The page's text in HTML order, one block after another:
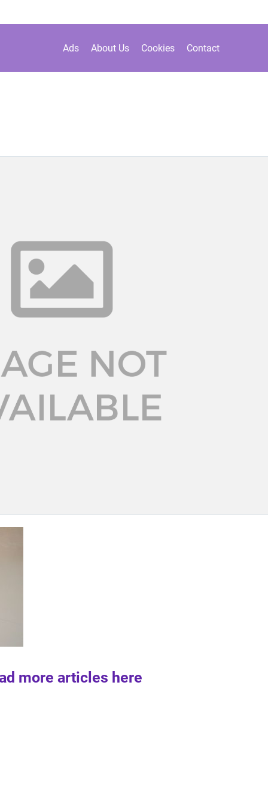
Ads About Us Cookies Contact
more articles here